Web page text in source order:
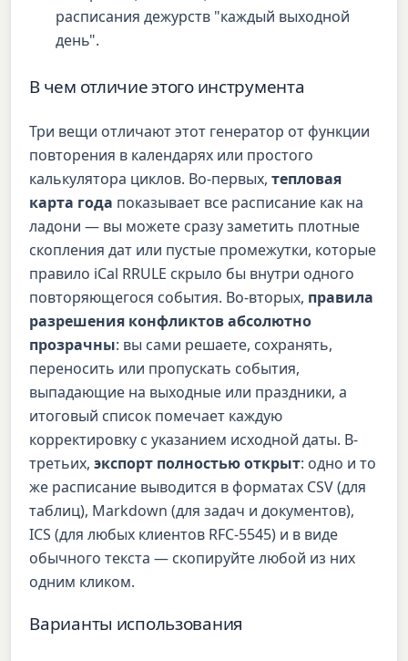
расписания дежурств "каждый выходной
день".
В чем отличие этого инструмента
Три вещи отличают этот генератор от функции
повторения в календарях или простого
калькулятора циклов. Во-первых,тепловая
карта года показывает все расписание как на
ладони — вы можете сразу заметить плотные
скопления дат или пустые промежутки, которые
правило iCal RRULE скрыло бы внутри одного
повторяющегося события. Во-вторых, правила
разрешения конфликтов абсолютно
прозрачны: вы сами решаете, сохранять,
переносить или пропускать события,
выпадающие на выходные или праздники, а
итоговый список помечает каждую
корректировку с указанием исходной даты. В-
третьих,экспорт полностью открыт: одно и то
же расписание выводится в форматах CSV (для
таблиц), Markdown (для задач и документов),
ICS (для любых клиентов RFC-5545) и в виде
обычного текста — скопируйте любой из них
одним кликом.
Варианты использования